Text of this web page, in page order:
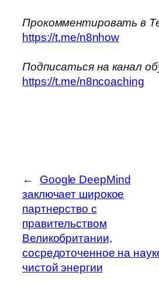
Прокомментировать в
https://t.me/n8nhow
Подписаться на канал
https://t.me/n8ncoaching
←
Google DeepMind
заключает широкое
партнерство с
правительством
Великобритании,
сосредоточенное на
чистой энергии